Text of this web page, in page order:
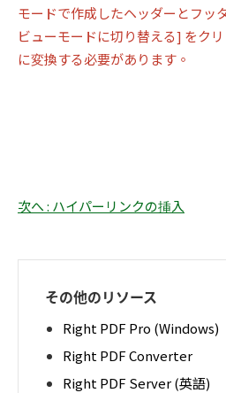
モードで作成したヘッダーとフッ
ビューモードに切り替える] をク
に変換する必要があります。
次へ : ハイパーリンクの挿入
その他のリソース
Right PDF Pro (Windows)
Right PDF Converter
Right PDF Server (英語)